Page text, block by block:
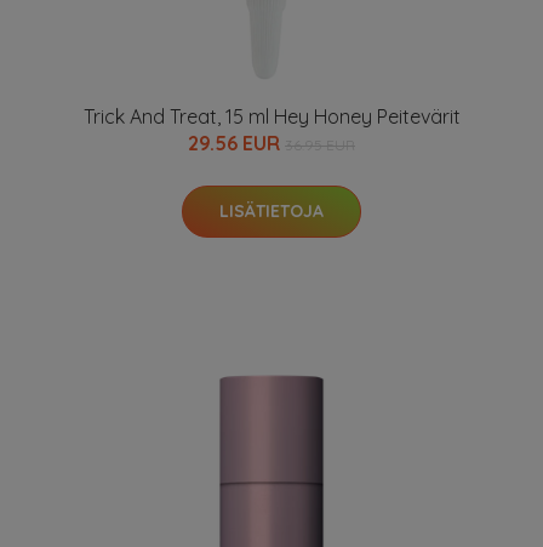
Trick And Treat, 15 ml Hey Honey Peitevärit
29.56 EUR
LISÄTIETOJA